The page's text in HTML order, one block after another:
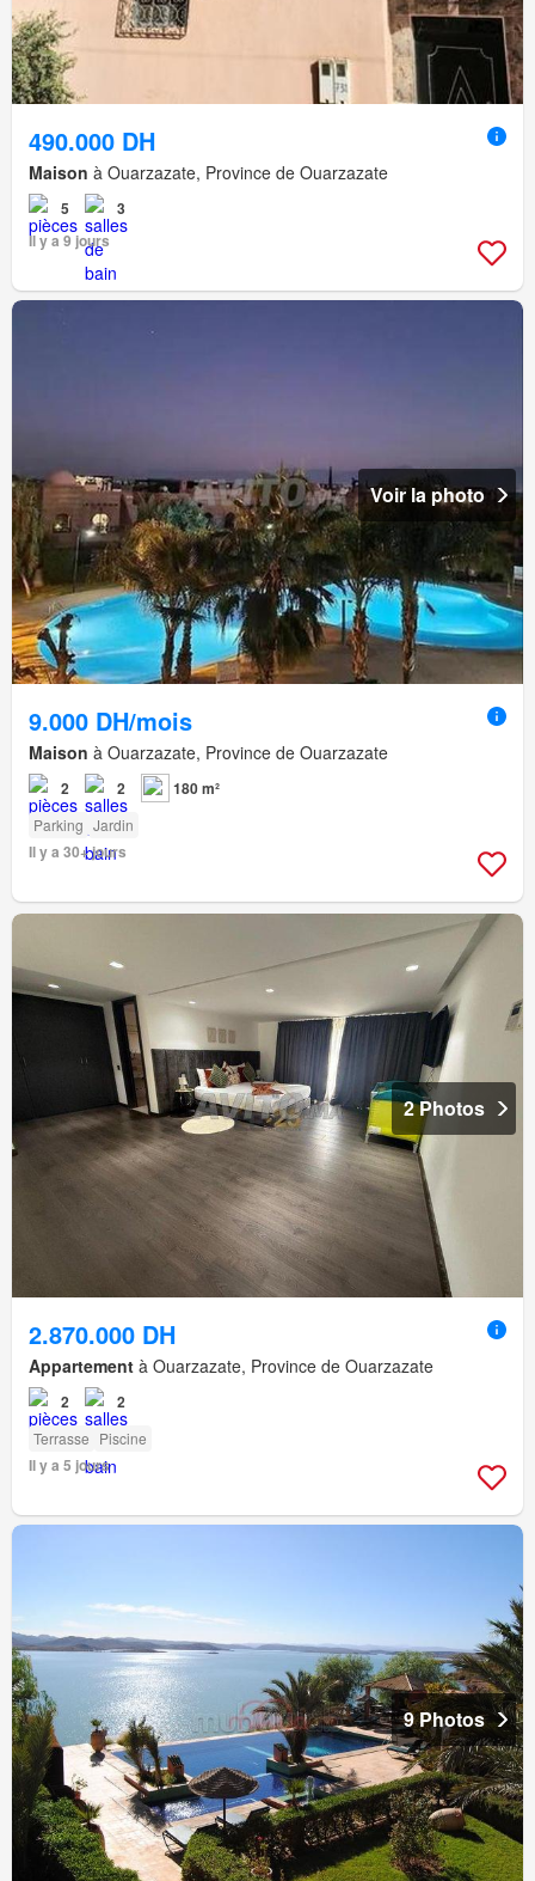
490.000 DH
Maison à Ouarzazate, Province de Ouarzazate
5
3
Il y a 9 jours
Voir la photo
9.000 DH/mois
Maison à Ouarzazate, Province de Ouarzazate
2 2 180 m²
Parking Jardin
Il y a 30+ jours
2 Photos
2.870.000 DH
Appartement à Ouarzazate, Province de Ouarzazate
2 2
Terrasse Piscine
Il y a 5 jours
9 Photos